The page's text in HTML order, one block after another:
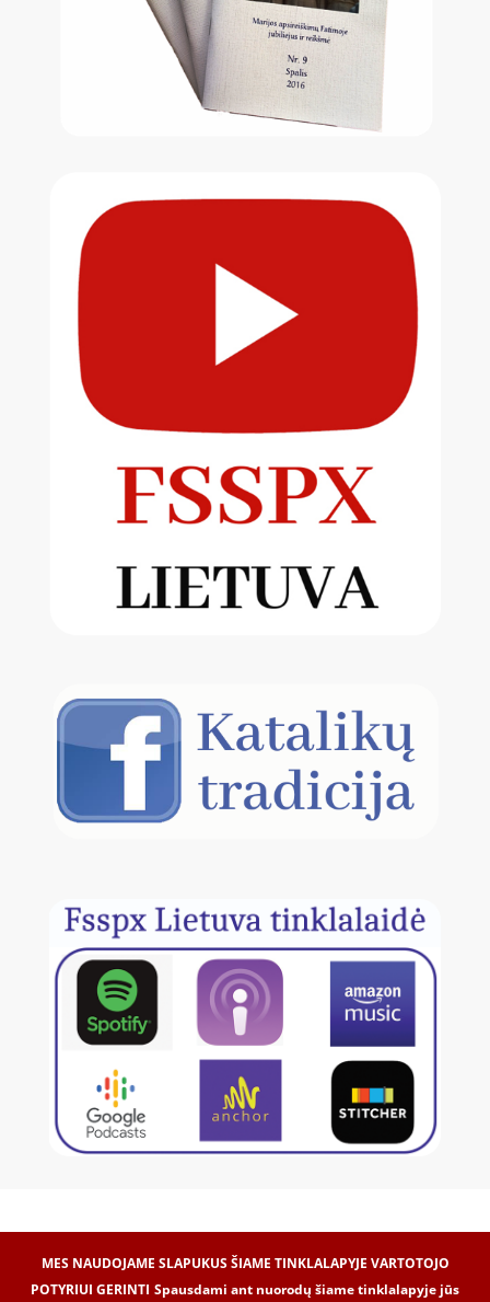
MES NAUDOJAME SLAPUKUS ŠIAME TINKLALAPYJE VARTOTOJO
POTYRIUI GERINTI Spausdami ant nuorodų šiame tinklalapyje jūs